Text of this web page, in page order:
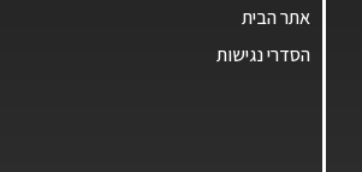
אתר הבית
הסדרי נגישות